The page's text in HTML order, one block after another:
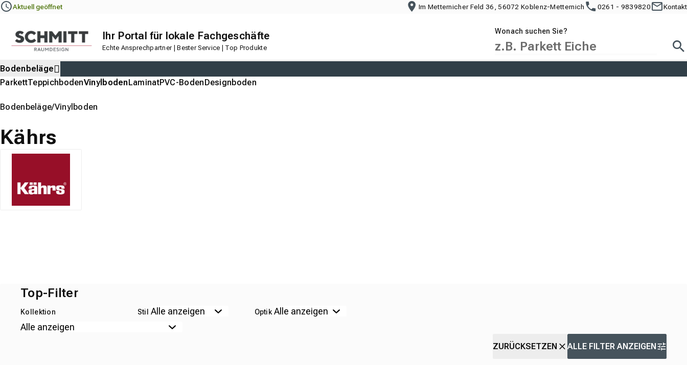
Navigation Content
Aktuell geöffnet Im Metternicher Feld 36, 56072 Koblenz-Metternich 0261 - 9839820 Kontakt
Ihr Portal für lokale Fachgeschäfte
Echte Ansprechpartner | Bester Service | Top Produkte
Wonach suchen Sie?
Bodenbeläge
ParkettTeppichbodenVinylbodenLaminatPVC-Boden Designboden
Bodenbeläge Vinylboden
Kährs
Top-Filter
Kollektion Stil Optik
ZURÜCKSETZEN ALLE FILTER ANZEIGEN